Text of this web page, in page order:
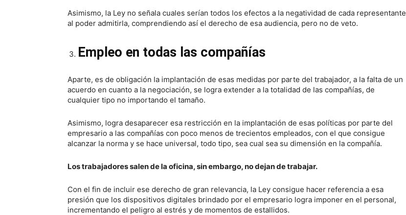
Asimismo, la Ley no señala cuales serían todos los efectos a la negatividad de cada representante
al poder admitirla, comprendiendo así el derecho de esa audiencia, pero no de veto.
Empleo en todas las compañías
Aparte, es de obligación la implantación de esas medidas por parte del trabajador, a la falta de un
acuerdo en cuanto a la negociación, se logra extender a la totalidad de las compañías, de
cualquier tipo no importando el tamaño.
Asimismo, logra desaparecer esa restricción en la implantación de esas políticas por parte del
empresario a las compañías con poco menos de trecientos empleados, con el que consigue
alcanzar la norma y se hace universal, todo tipo, sea cual sea su dimensión en la compañía.
Los trabajadores salen de la oficina, sin embargo, no dejan de trabajar.
Con el fin de incluir ese derecho de gran relevancia, la Ley consigue hacer referencia a esa
presión que los dispositivos digitales brindado por el empresario logra imponer en el personal,
incrementando el peligro al estrés y de momentos de estallidos.